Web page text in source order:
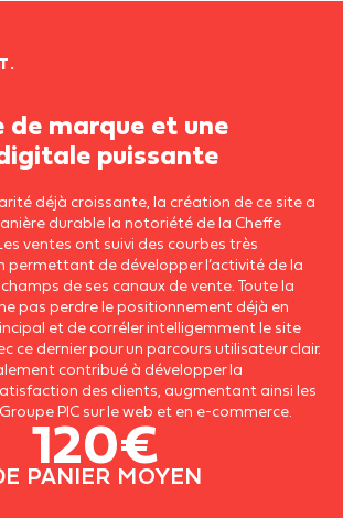
i
n
r
a
m
de marque et une
puissante
déjà croissante, la création de ce site a
durable la notoriété de la Cheffe
ventes ont suivi des courbes très
permettant de développer l’activité de la
de ses canaux de vente. Toute la
pas perdre le positionnement déjà en
et de corréler intelligemment le site
ce dernier pour un parcours utilisateur clair.
contribué à développer la
des clients, augmentant ainsi les
PIC sur le web et en e-commerce.
120€
PANIER MOYEN